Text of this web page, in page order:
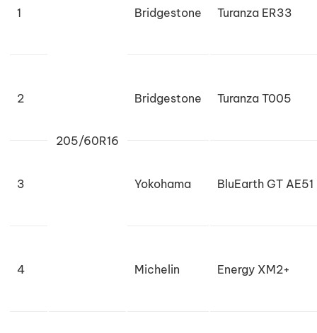
1
205/60R16
Bridgestone Turanza ER33
2 Bridgestone Turanza T005
3 Yokohama BluEarth GT AE51
4 Michelin Energy XM2+